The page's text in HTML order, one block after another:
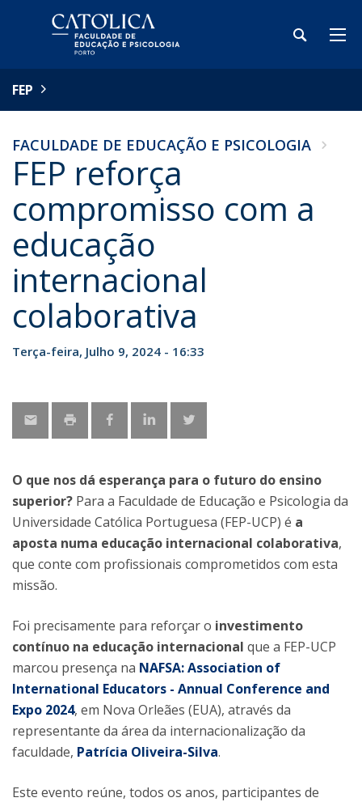
FEP
FACULDADE DE EDUCAÇÃO E PSICOLOGIA
FEP reforça
compromisso com a
educação
internacional
colaborativa
Terça-feira, Julho 9, 2024 - 16:33
O que nos dá esperança para o futuro do ensino
superior? Para a Faculdade de Educação e Psicologia da
Universidade Católica Portuguesa (FEP-UCP) é a
aposta numa educação internacional colaborativa,
que conte com profissionais comprometidos com esta
missão.
Foi precisamente para reforçar o investimento
contínuo na educação internacional que a FEP-UCP
marcou presença na NAFSA: Association of
International Educators - Annual Conference and
Expo 2024, em Nova Orleães (EUA), através da
representante da área da internacionalização da
faculdade, Patrícia Oliveira-Silva.
Este evento reúne, todos os anos, participantes de